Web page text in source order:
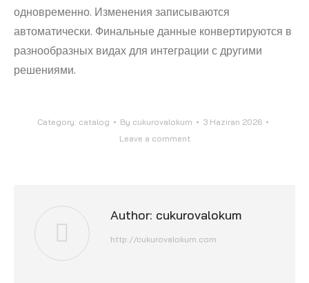
одновременно. Изменения записываются
автоматически. Финальные данные конвертируются в
разнообразных видах для интеграции с другими
решениями.
Category: catalog By cukurovalokum
3 Haziran 2026
Leave a comment
Author: cukurovalokum
http://cukurovalokum.com